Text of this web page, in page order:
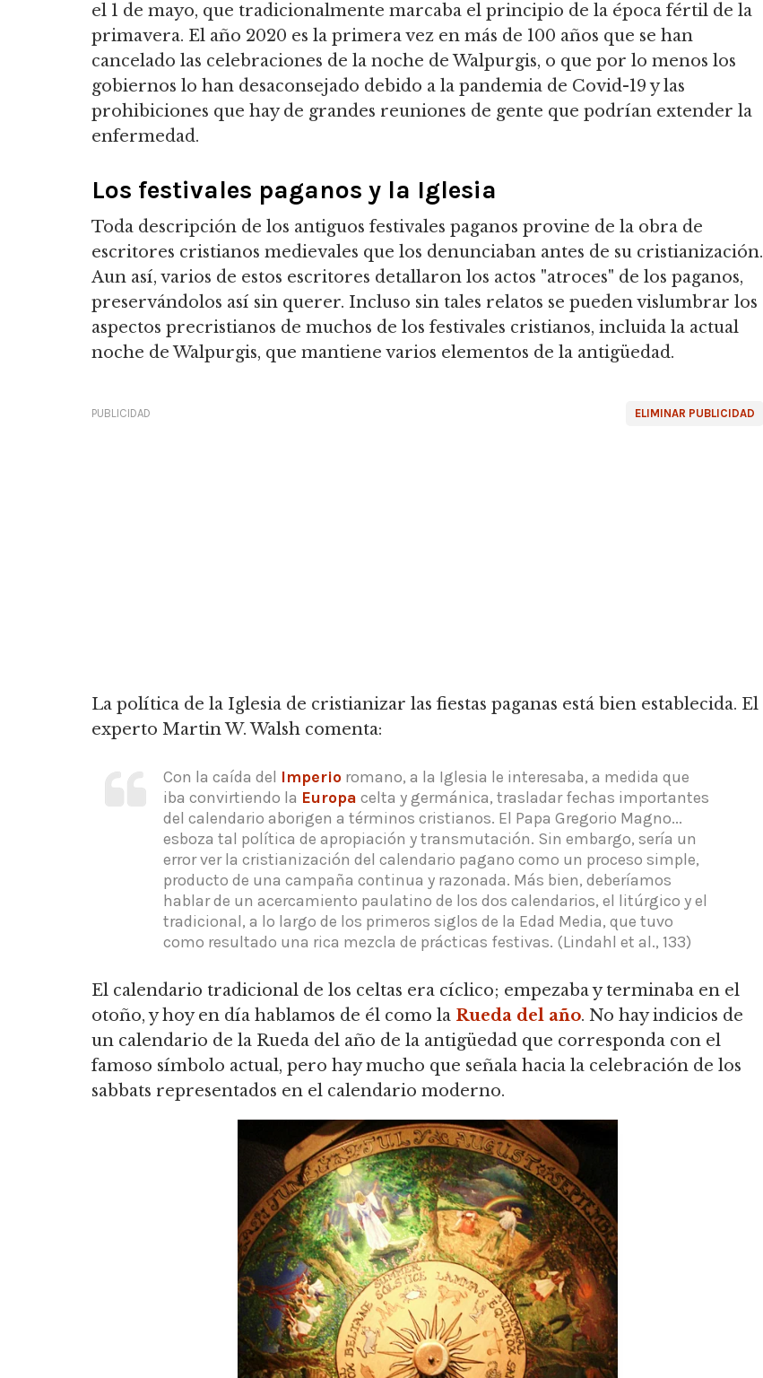
el 1 de mayo, que tradicionalmente marcaba el principio de la época fértil de la
primavera. El año 2020 es la primera vez en más de 100 años que se han
cancelado las celebraciones de la noche de Walpurgis, o que por lo menos los
gobiernos lo han desaconsejado debido a la pandemia de Covid-19 y las
prohibiciones que hay de grandes reuniones de gente que podrían extender la
enfermedad.
Los festivales paganos y la Iglesia
Toda descripción de los antiguos festivales paganos provine de la obra de
escritores cristianos medievales que los denunciaban antes de su cristianización.
Aun así, varios de estos escritores detallaron los actos "atroces" de los paganos,
preservándolos así sin querer. Incluso sin tales relatos se pueden vislumbrar los
aspectos precristianos de muchos de los festivales cristianos, incluida la actual
noche de Walpurgis, que mantiene varios elementos de la antigüedad.
ELIMINAR PUBLICIDAD
PUBLICIDAD
La política de la Iglesia de cristianizar las fiestas paganas está bien establecida. El
experto Martin W. Walsh comenta:
Con la caída del Imperio romano, a la Iglesia le interesaba, a medida que
iba convirtiendo la Europa celta y germánica, trasladar fechas importantes
del calendario aborigen a términos cristianos. El Papa Gregorio Magno...
esboza tal política de apropiación y transmutación. Sin embargo, sería un
error ver la cristianización del calendario pagano como un proceso simple,
producto de una campaña continua y razonada. Más bien, deberíamos
hablar de un acercamiento paulatino de los dos calendarios, el litúrgico y el
tradicional, a lo largo de los primeros siglos de la Edad Media, que tuvo
como resultado una rica mezcla de prácticas festivas. (Lindahl et al., 133)
El calendario tradicional de los celtas era cíclico; empezaba y terminaba en el
otoño, y hoy en día hablamos de él como la Rueda del año. No hay indicios de
un calendario de la Rueda del año de la antigüedad que corresponda con el
famoso símbolo actual, pero hay mucho que señala hacia la celebración de los
sabbats representados en el calendario moderno.